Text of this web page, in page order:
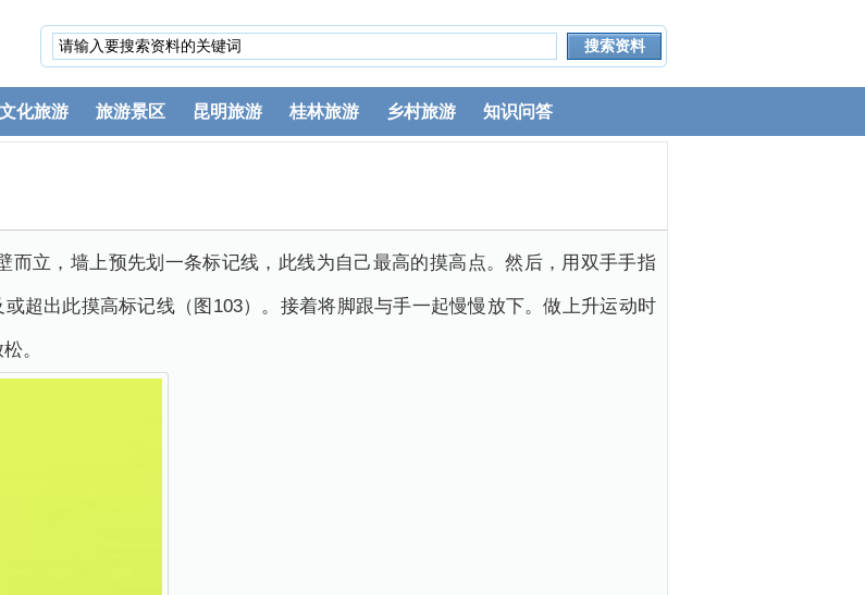
文化旅游 旅游景区 昆明旅游 桂林旅游 乡村旅游 知识问答
立，墙上预先划一条标记线，此线为自己最高的摸高点。然后，用双手手指
超出此摸高标记线（图103）。接着将脚跟与手一起慢慢放下。做上升运动时
。